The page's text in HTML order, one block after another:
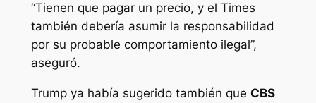
“Tienen que pagar un precio, y el Times
también debería asumir la responsabilidad
por su probable comportamiento ilegal”,
aseguró.
Trump ya había sugerido también que CBS